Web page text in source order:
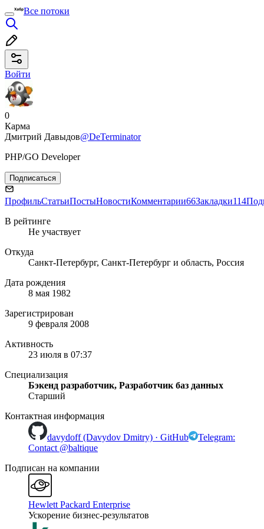
Все потоки
Войти
0
Карма
Дмитрий Давыдов@DeTerminator
PHP/GO Developer
Подписаться
ПрофильСтатьиПостыНовостиКомментарии66Закладки114
В рейтинге
Не участвует
Откуда
Санкт-Петербург, Санкт-Петербург и область, Россия
Дата рождения
8 мая 1982
Зарегистрирован
9 февраля 2008
Активность
23 июля в 07:37
Специализация
Бэкенд разработчик, Разработчик баз данных
Старший
Контактная информация
davydoff (Davydov Dmitry) · GitHub
Telegram:
Contact @baltique
Подписан на компании
Hewlett Packard Enterprise
Ускорение бизнес-результатов